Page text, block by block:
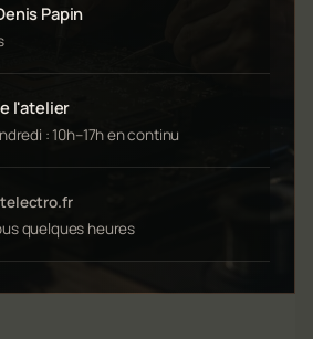
Papin
l'atelier
: 10h–17h en continu
quelques heures